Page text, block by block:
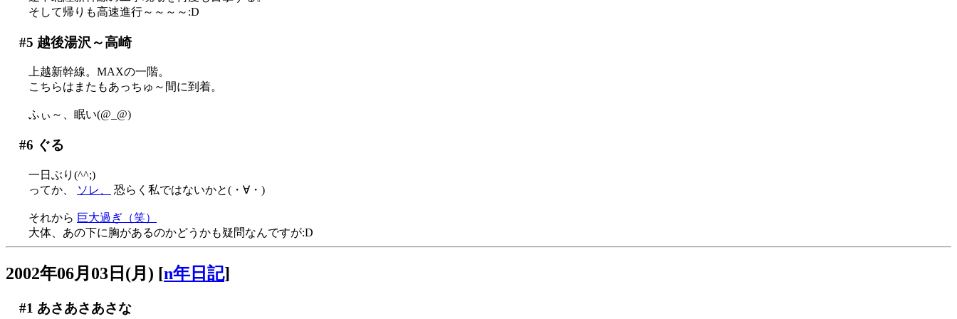
そして帰りも高速進行～～～～:D
#5 越後湯沢～高崎
上越新幹線。MAXの一階。
こちらはまたもあっちゅ～間に到着。
ふぃ～、眠い(@_@)
#6 ぐる
一日ぶり(^^;)
ってか、
ソレ、 恐らく私ではないかと(・∀・)
それから 巨大過ぎ（笑）
大体、あの下に胸があるのかどうかも疑問なんですが:D
2002年06月03日(月) [n年日記]
#1 あさあさあさな